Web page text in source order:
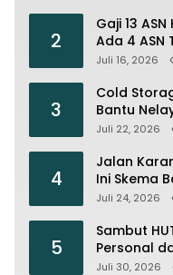
2
Gaji 13
Ada 4 ASN
Juli 16, 2026
3
Cold
Bantu
Juli 22, 2026
4
Jalan
Ini Skema
Juli 24, 2026
5
Sambut
Personal
Instalasi
Juli 30, 2026